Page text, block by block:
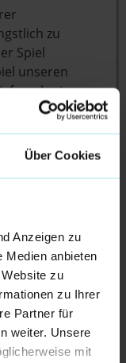
Über Cookies
Anzeigen zu
Medien anbieten
zu
zu Ihrer
Partner für
weiter. Unsere
mit
zu
Spiel
unseren
zu kreieren.
für uns und
für die ganze
geben.“
2023/24:
Frierson (3),
Adrian
Charles (10),